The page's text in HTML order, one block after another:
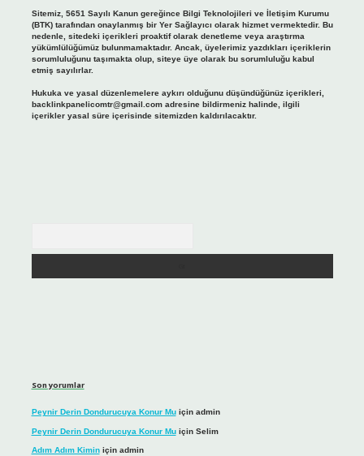
Sitemiz, 5651 Sayılı Kanun gereğince Bilgi Teknolojileri ve İletişim Kurumu
(BTK) tarafından onaylanmış bir Yer Sağlayıcı olarak hizmet vermektedir. Bu
nedenle, sitedeki içerikleri proaktif olarak denetleme veya araştırma
yükümlülüğümüz bulunmamaktadır. Ancak, üyelerimiz yazdıkları içeriklerin
sorumluluğunu taşımakta olup, siteye üye olarak bu sorumluluğu kabul
etmiş sayılırlar.
Hukuka ve yasal düzenlemelere aykırı olduğunu düşündüğünüz içerikleri,
backlinkpanelicomtr@gmail.comadresine bildirmeniz halinde, ilgili
içerikler yasal süre içerisinde sitemizden kaldırılacaktır.
Son yorumlar
Peynir Derin Dondurucuya Konur Muiçin admin
Peynir Derin Dondurucuya Konur Muiçin Selim
Adım Adım Kiminiçin admin